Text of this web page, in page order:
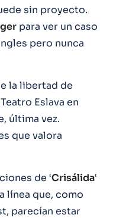
sin proyecto.
para ver un caso
pero nunca
la libertad de
Eslava en
última vez.
que valora
de ‘Crisálida‘
línea que, como
parecían estar